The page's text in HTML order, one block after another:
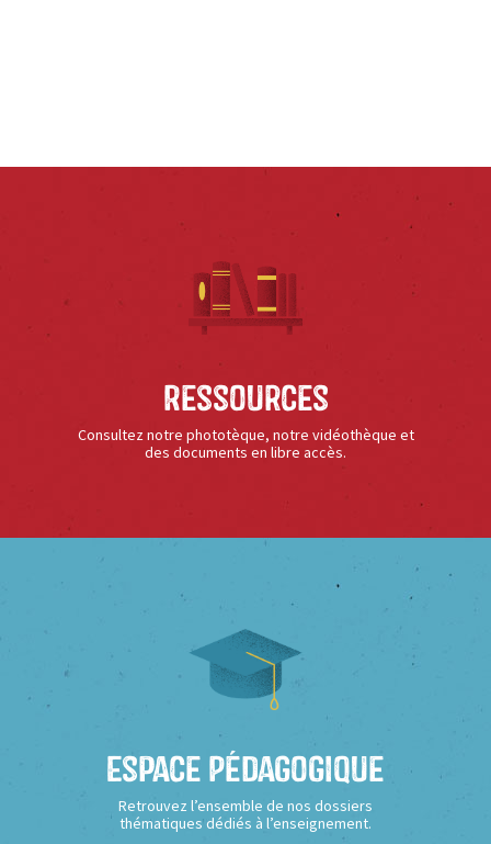
Ressources
Consultez notre phototèque, notre vidéothèque et
des documents en libre accès.
Espace Pédagogique
Retrouvez l’ensemble de nos dossiers
thématiques dédiés à l’enseignement.